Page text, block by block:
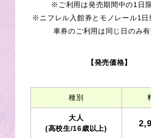
※ご利用は発売期間中の1日限
※ニフレル入館券とモノレール1日
車券のご利用は同じ日のみ有
【発売価格】
種別
大人
(高校生/16歳以上)